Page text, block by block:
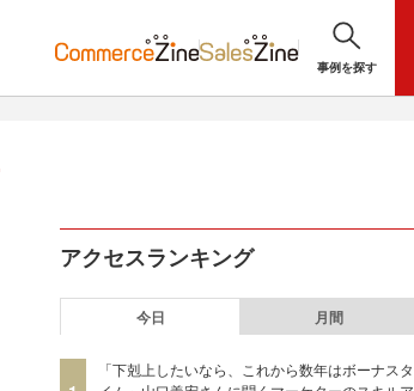
事例を探す
アクセスランキング
今日 月間
「下剋上したいなら、これから数年はボーナスタ